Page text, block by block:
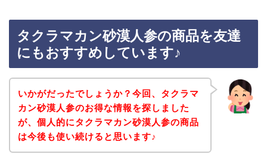
タクラマカン砂漠人参の商品を友達
にもおすすめしています♪
いかがだったでしょうか？今回、タクラマ
カン砂漠人参のお得な情報を探しました
が、個人的にタクラマカン砂漠人参の商品
は今後も使い続けると思います♪